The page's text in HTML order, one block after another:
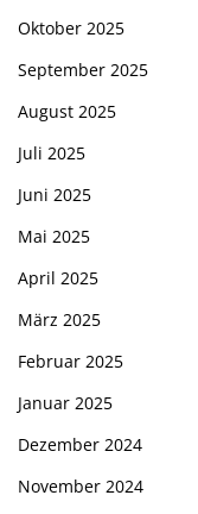
Oktober 2025
September 2025
August 2025
Juli 2025
Juni 2025
Mai 2025
April 2025
März 2025
Februar 2025
Januar 2025
Dezember 2024
November 2024